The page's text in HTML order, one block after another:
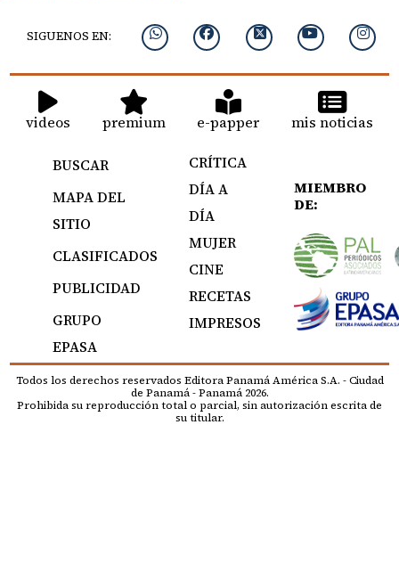
SIGUENOS EN:
videos premium e-papper mis noticias
BUSCAR
MAPA DEL
SITIO
CLASIFICADOS
PUBLICIDAD
GRUPO
EPASA
CRÍTICA
DÍA A
DÍA
MUJER
CINE
RECETAS
IMPRESOS
MIEMBRO
DE:
Todos los derechos reservados Editora Panamá América S.A. - Ciudad
de Panamá - Panamá 2026.
Prohibida su reproducción total o parcial, sin autorización escrita de
su titular.